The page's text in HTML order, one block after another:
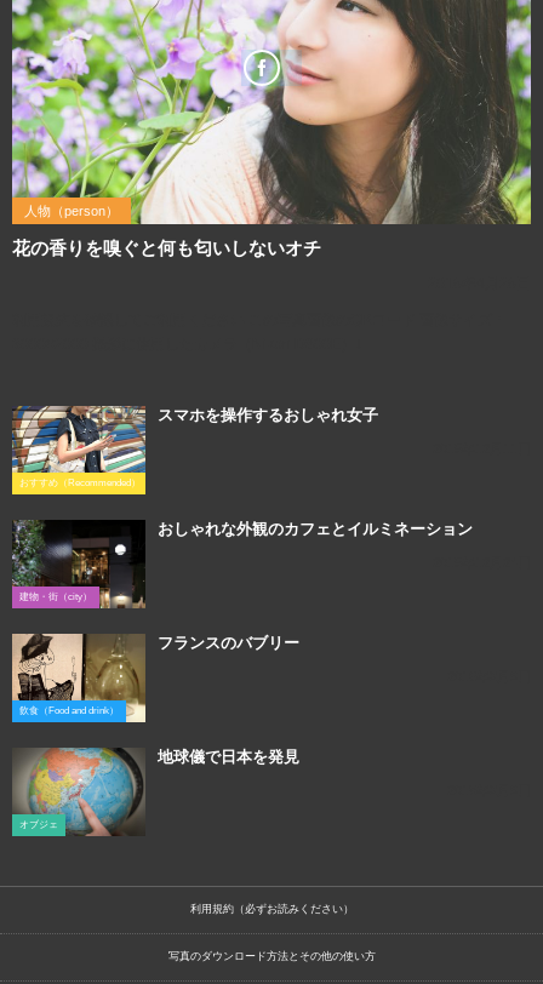
人物（person）
花の香りを嗅ぐと何も匂いしないオチ
おすすめ（Recommended）
スマホを操作するおしゃれ女子
建物・街（city）
おしゃれな外観のカフェとイルミネーション
飲食（Food and drink）
フランスのバブリー
オブジェ
地球儀で日本を発見
利用規約（必ずお読みください）
写真のダウンロード方法とその他の使い方